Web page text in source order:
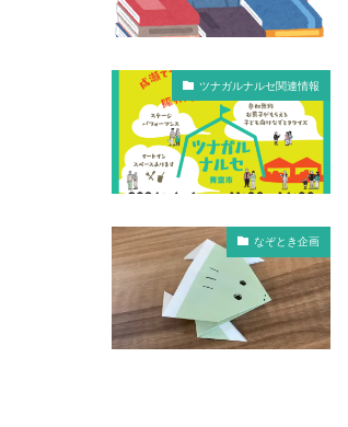
ツナガルナルセ関連情報
なぞとき企画